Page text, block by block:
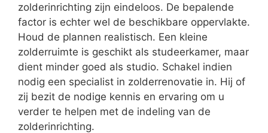
zolderinrichting zijn eindeloos. De bepalende
factor is echter wel de beschikbare oppervlakte.
Houd de plannen realistisch. Een kleine
zolderruimte is geschikt als studeerkamer, maar
dient minder goed als studio. Schakel indien
nodig een specialist in zolderrenovatie in. Hij of
zij bezit de nodige kennis en ervaring om u
verder te helpen met de indeling van de
zolderinrichting.